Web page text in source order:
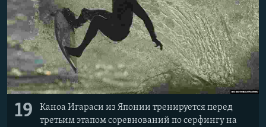
19
Каноа Игараси из Японии тренируется перед
третьим этапом соревнований по серфингу на